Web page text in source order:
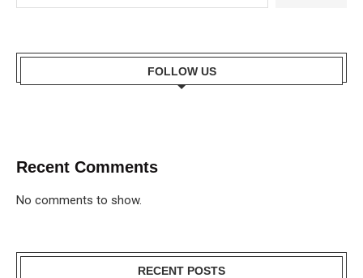
FOLLOW US
Recent Comments
No comments to show.
RECENT POSTS